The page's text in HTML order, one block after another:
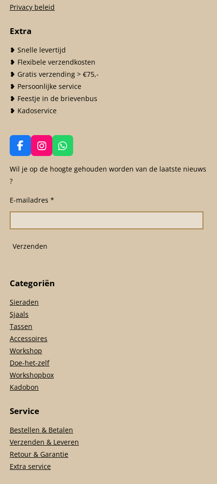
Privacy beleid
Extra
❥ Snelle levertijd
❥ Flexibele verzendkosten
❥ Gratis verzending > €75,-
❥ Persoonlijke service
❥ Feestje in de brievenbus
❥ Kadoservice
F
a
c
o
o
I
n
s
g
r
m
W
h
a
p
Wil je op de hoogte gehouden worden van de laatste nieuws
?
E-mailadres *
Verzenden
Categoriën
Sieraden
Sjaals
Tassen
Accessoires
Workshop
Doe-het-zelf
Workshopbox
Kadobon
Service
Bestellen & Betalen
Verzenden & Leveren
Retour & Garantie
Extra service